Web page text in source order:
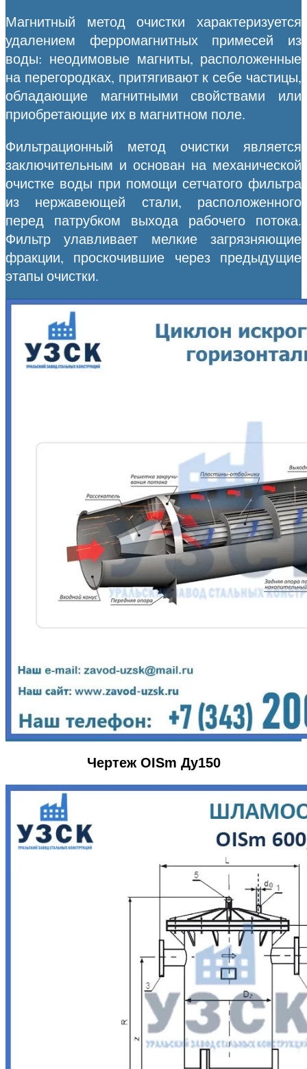
Магнитный метод очистки характеризуется
удалением ферромагнитных примесей из
воды: неодимовые магниты, расположенные
на перегородках, притягивают к себе частицы,
обладающие магнитными свойствами или
приобретающие их в магнитном поле.
Фильтрационный метод очистки является
заключительным и основан на механической
очистке воды при помощи сетчатого фильтра
из нержавеющей стали, расположенного
перед патрубком выхода рабочего потока.
Фильтр улавливает мелкие загрязняющие
фракции, проскочившие через предыдущие
этапы очистки.
Чертеж OISm Ду150